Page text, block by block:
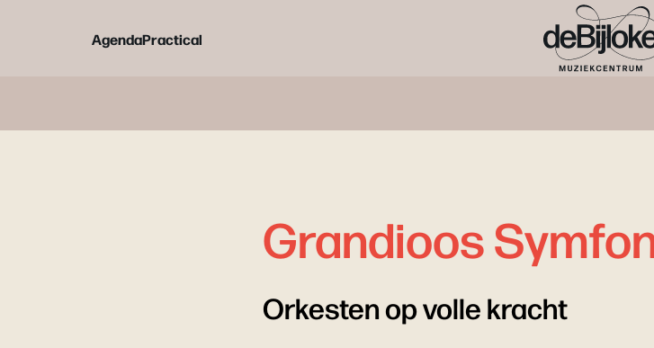
AgendaPractical
Grandioos
Orkesten op volle kracht